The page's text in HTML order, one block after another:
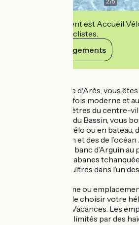
Cet établissement est Accueil
accueillir des cyclistes.
Voir ses engagements
Au coeur du village d'Arès, vous
petit camping à la fois moderne et
seulement 300 mètres du centre-
plages tranquilles du Bassin, vous
relaxez . A pied, à vélo ou en bateau,
charmes du Bassin et des de
une journée sur le banc d’Arguin au
Pilat, admirez les cabanes
de déguster des huîtres dans l’un
Chalet, mobil-home ou
caravane : à vous de choisir votre
camping Pasteur Vacances. Les
ombragés sont délimités par des